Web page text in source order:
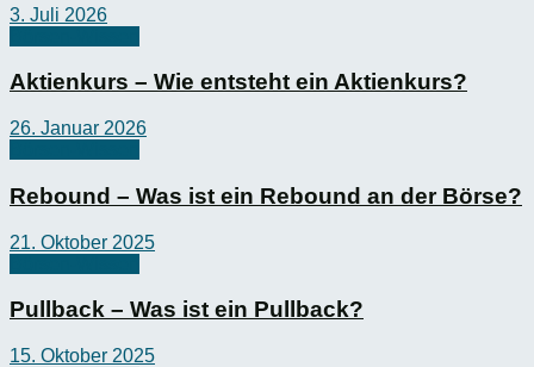
3. Juli 2026
Aktienkurs – Wie entsteht ein Aktienkurs?
26. Januar 2026
Rebound – Was ist ein Rebound an der Börse?
21. Oktober 2025
Pullback – Was ist ein Pullback?
15. Oktober 2025